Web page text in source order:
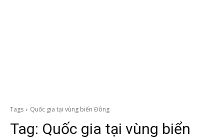
Tags Quốc gia tại vùng biển Đông
Tag: Quốc gia tại vùng biển